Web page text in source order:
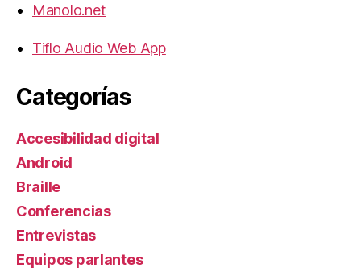
Manolo.net
Tiflo Audio Web App
Categorías
Accesibilidad digital
Android
Braille
Conferencias
Entrevistas
Equipos parlantes